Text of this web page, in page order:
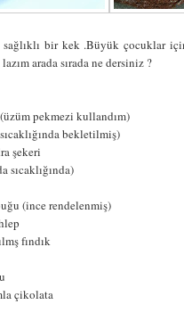
bir kek .Büyük çocuklar
arada sırada ne dersiniz ?
pekmezi kullandım)
bekletilmiş)
şekeri
sıcaklığında)
(ince rendelenmiş)
fındık
çikolata